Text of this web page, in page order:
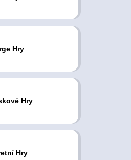
Hry
Hry
Hry